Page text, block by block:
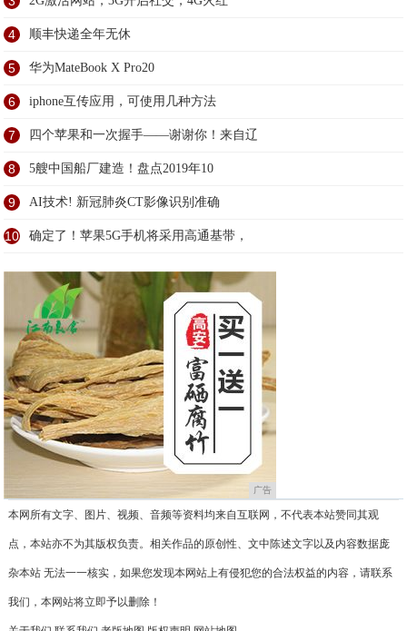
4 顺丰快递全年无休
5 华为MateBook X Pro20
6 iphone互传应用，可使用几种方法
7 四个苹果和一次握手——谢谢你！来自辽
8 5艘中国船厂建造！盘点2019年10
9 AI技术! 新冠肺炎CT影像识别准确
10 确定了！苹果5G手机将采用高通基带，
广告
本网所有文字、图片、视频、音频等资料均来自互联网，不代表本站赞同其观
点，本站亦不为其版权负责。相关作品的原创性、文中陈述文字以及内容数据庞
杂本站 无法一一核实，如果您发现本网站上有侵犯您的合法权益的内容，请联系
我们，本网站将立即予以删除！